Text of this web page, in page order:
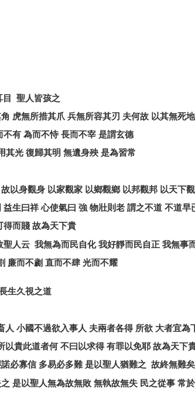
聖人皆孩之
虎無所措其爪 兵無所容其刃 夫何故 以其無死地
不有 為而不恃 長而不宰 是謂玄德
其光 復歸其明 無遺身殃 是為習常
故以身觀身 以家觀家 以鄉觀鄉 以邦觀邦 以天下
益生曰祥 心使氣曰 強 物壯則老 謂之不道 不道早
得而賤 故為天下貴
聖人云 我無為而民自化 我好靜而民自正 我無事
廉而不劌 直而不肆 光而不耀
生久視之道
人 小國不過欲入事人 夫兩者各得 所欲 大者宜為
以貴此道者何 不曰以求得 有罪以免耶 故為天下
必寡信 多易必多難 是以聖人猶難之 故終無難矣
是以聖人無為故無敗 無執故無失 民之從事 常